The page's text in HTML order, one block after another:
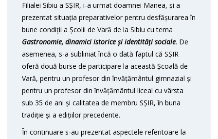
Filialei Sibiu a SȘIR, i-a urmat doamnei Manea, și a
prezentat situația preparativelor pentru desfășurarea în
bune condiții a Școlii de Vară de la Sibiu cu tema
Gastronomie, dinamici istorice și identități sociale. De
asemenea, s-a subliniat încă o dată faptul că SȘIR
oferă două burse de participare la această Școală de
Vară, pentru un profesor din învățământul gimnazial și
pentru un profesor din învățământul liceal cu vârsta
sub 35 de ani și calitatea de membru SȘIR, în buna
tradiție și a edițiilor precedente.
În continuare s-au prezentat aspectele referitoare la